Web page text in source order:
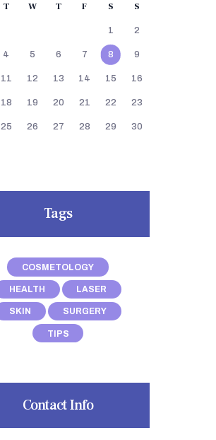
T W T F S S
1 2
4 5 6 7 8 9
11 12 13 14 15 16
18 19 20 21 22 23
25 26 27 28 29 30
Tags
COSMETOLOGY
HEALTH LASER
SKIN SURGERY
TIPS
Contact Info